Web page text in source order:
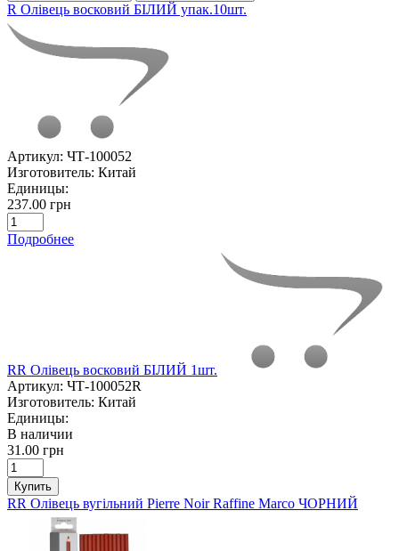
R Олівець восковий БІЛИЙ упак.10шт.
Артикул: ЧТ-100052
Изготовитель: Китай
Единицы:
237.00 грн
Подробнее
RR Олівець восковий БІЛИЙ 1шт.
Артикул: ЧТ-100052R
Изготовитель: Китай
Единицы:
В наличии
31.00 грн
Купить
RR Олівець вугільний Pierre Noir Raffine Marco ЧОРНИЙ